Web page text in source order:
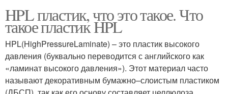
HPL пластик, что это такое. Что
такое пластик HPL
HPL(HighPressureLaminate) – это пластик высокого
давления (буквально переводится с английского как
«ламинат высокого давления»). Этот материал часто
называют декоративным бумажно–слоистым пластиком